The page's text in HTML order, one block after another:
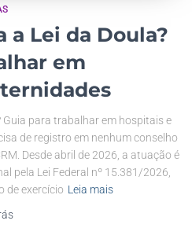
a Lei da Doula?
em
Guia para trabalhar em hospitais e
de registro em nenhum conselho
Desde abril de 2026, a atuação é
pela Lei Federal nº 15.381/2026,
de exercício Leia mais